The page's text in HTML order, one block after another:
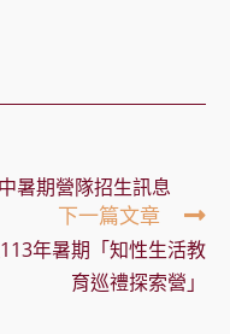
暑期營隊招生訊息
下一篇文章
年暑期「知性生活教
育巡禮探索營」